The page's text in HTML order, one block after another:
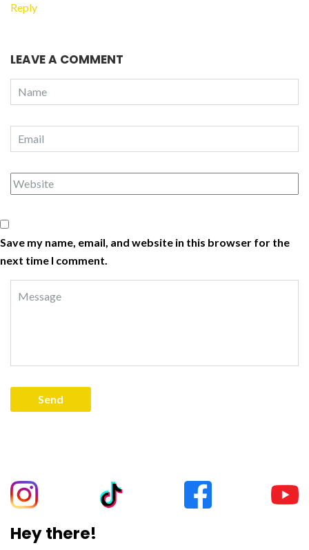
Reply
LEAVE A COMMENT
Save my name, email, and website in this browser for the
next time I comment.
Hey there!